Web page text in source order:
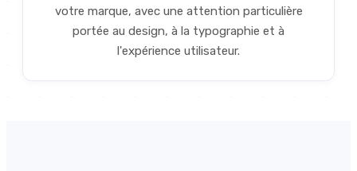
votre marque, avec une attention particulière
portée au design, à la typographie et à
l'expérience utilisateur.